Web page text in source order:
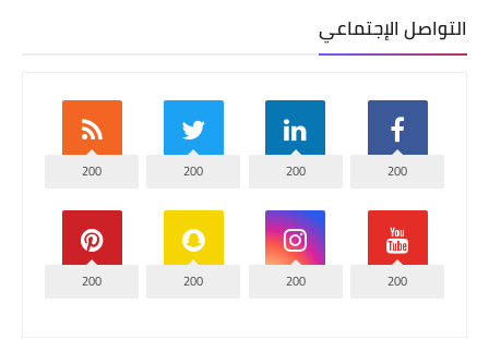
التواصل الإجتماعي
200
200
200
200
200
200
200
200